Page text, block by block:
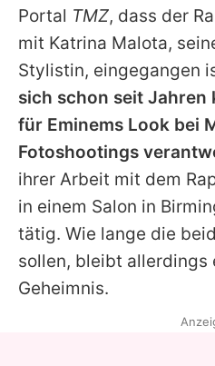
App
Portal TMZ, dass der
mit Katrina Malota,
Stylistin, eingegangen
sich schon seit Jahren
für Eminems Look bei
Fotoshootings
ihrer Arbeit mit dem
in einem Salon in
tätig. Wie lange die
sollen, bleibt allerdings
Geheimnis.